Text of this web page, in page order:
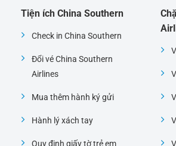
Tiện ích China Southern
Check in China Southern
Đổi vé China Southern
Airlines
Mua thêm hành ký gửi
Hành lý xách tay